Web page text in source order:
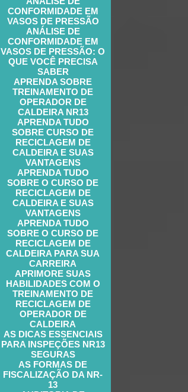
CONFORMIDADE EM
VASOS DE PRESSÃO
ANÁLISE DE
CONFORMIDADE EM
VASOS DE PRESSÃO: O
QUE VOCÊ PRECISA
SABER
APRENDA SOBRE
TREINAMENTO DE
OPERADOR DE
CALDEIRA NR13
APRENDA TUDO
SOBRE CURSO DE
RECICLAGEM DE
CALDEIRA E SUAS
VANTAGENS
APRENDA TUDO
SOBRE O CURSO DE
RECICLAGEM DE
CALDEIRA E SUAS
VANTAGENS
APRENDA TUDO
SOBRE O CURSO DE
RECICLAGEM DE
CALDEIRA PARA SUA
CARREIRA
APRIMORE SUAS
HABILIDADES COM O
TREINAMENTO DE
RECICLAGEM DE
OPERADOR DE
CALDEIRA
AS DICAS ESSENCIAIS
PARA INSPEÇÕES NR13
SEGURAS
AS FORMAS DE
FISCALIZAÇÃO DA NR-
13